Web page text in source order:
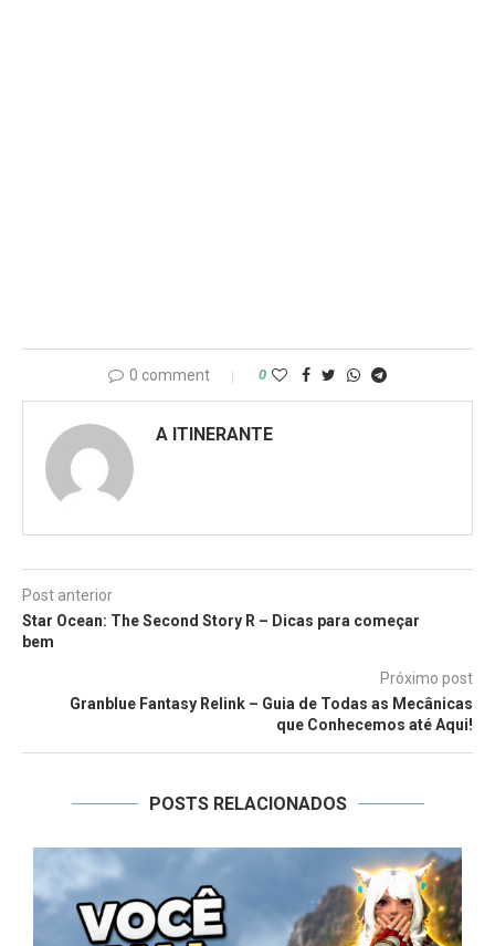
0 comment 0
A ITINERANTE
Post anterior
Star Ocean: The Second Story R – Dicas para começar
bem
Próximo post
Granblue Fantasy Relink – Guia de Todas as Mecânicas
que Conhecemos até Aqui!
POSTS RELACIONADOS